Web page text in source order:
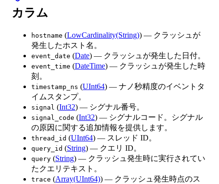
カラム
hostname (LowCardinality(String)) — クラッシュが
発生したホスト名。
event_date (Date) — クラッシュが発生した日付。
event_time (DateTime) — クラッシュが発生した時
刻。
timestamp_ns (UInt64) — ナノ秒精度のイベントタ
イムスタンプ。
signal (Int32) — シグナル番号。
signal_code (Int32) — シグナルコード。シグナル
の原因に関する追加情報を提供します。
thread_id (UInt64) — スレッド ID。
query_id (String) — クエリ ID。
query (String) — クラッシュ発生時に実行されてい
たクエリテキスト。
trace (Array(UInt64)) — クラッシュ発生時点のス